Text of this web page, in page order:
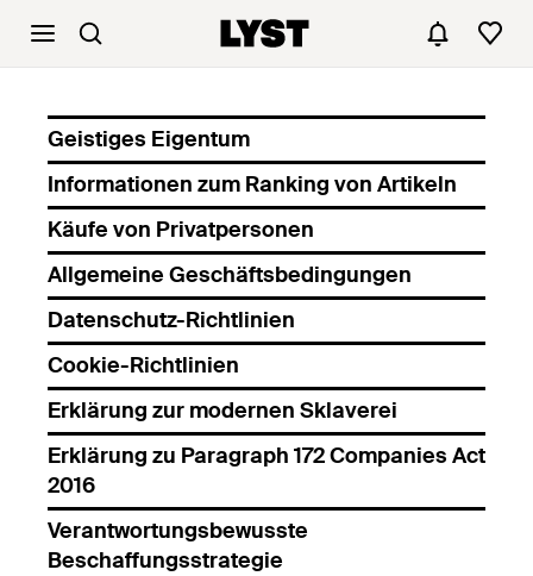
Geistiges Eigentum
Informationen zum Ranking von Artikeln
Käufe von Privatpersonen
Allgemeine Geschäftsbedingungen
Datenschutz-Richtlinien
Cookie-Richtlinien
Erklärung zur modernen Sklaverei
Erklärung zu Paragraph 172 Companies Act
2016
Verantwortungsbewusste
Beschaffungsstrategie